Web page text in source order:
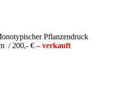
Pflanzendruck
/ 200,- €– verkauft